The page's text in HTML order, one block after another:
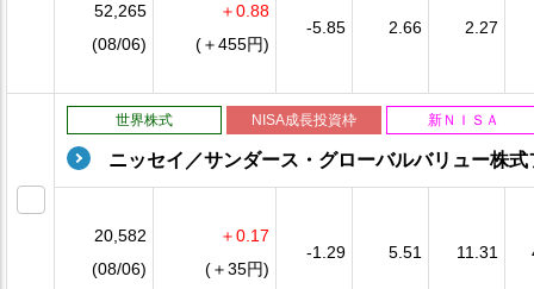
52,265
(08/06)
＋0.88
(＋455円)
-5.85 2.66 2.27
世界株式 NISA成長投資枠 新ＮＩＳＡ
ニッセイ／サンダース・グローバルバリュー株
20,582
(08/06)
＋0.17
(＋35円)
-1.29 5.51 11.31